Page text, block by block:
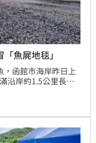
魚屍地毯」
，函館市海岸昨日上
沿岸約1.5公里長的
示從未見過如此震撼
過當局仍在調查魚類